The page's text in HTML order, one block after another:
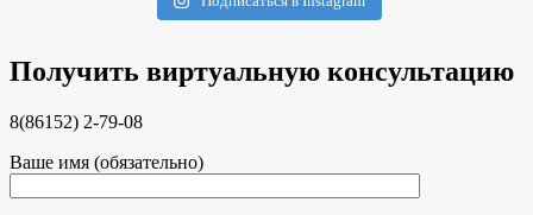
Получить виртуальную консультацию
8(86152) 2-79-08
Ваше имя (обязательно)